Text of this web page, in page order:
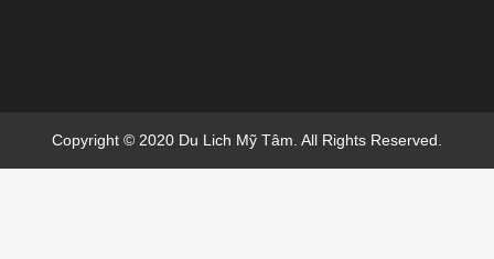
Copyright © 2020 Du Lich Mỹ Tâm. All Rights Reserved.